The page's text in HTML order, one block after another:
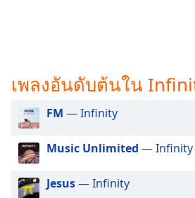
settings
dialog
subtitles
off
Audio
เพลงอันดับต้นใน
FM — Infinity
Music Unlimited — Infinity
Jesus— Infinity